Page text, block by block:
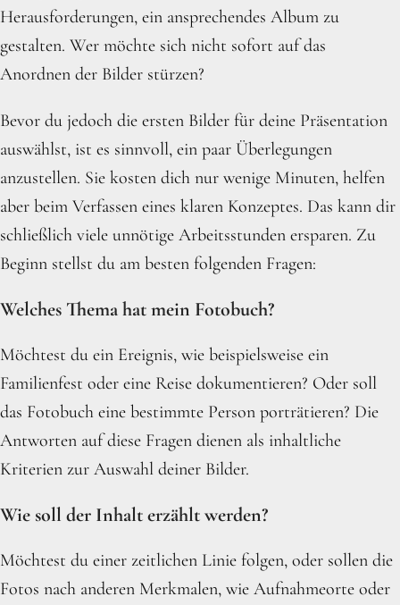
Herausforderungen, ein ansprechendes Album zu
gestalten. Wer möchte sich nicht sofort auf das
Anordnen der Bilder stürzen?
Bevor du jedoch die ersten Bilder für deine Präsentation
auswählst, ist es sinnvoll, ein paar Überlegungen
anzustellen. Sie kosten dich nur wenige Minuten, helfen
aber beim Verfassen eines klaren Konzeptes. Das kann dir
schließlich viele unnötige Arbeitsstunden ersparen. Zu
Beginn stellst du am besten folgenden Fragen:
Welches Thema hat mein Fotobuch?
Möchtest du ein Ereignis, wie beispielsweise ein
Familienfest oder eine Reise dokumentieren? Oder soll
das Fotobuch eine bestimmte Person porträtieren? Die
Antworten auf diese Fragen dienen als inhaltliche
Kriterien zur Auswahl deiner Bilder.
Wie soll der Inhalt erzählt werden?
Möchtest du einer zeitlichen Linie folgen, oder sollen die
Fotos nach anderen Merkmalen, wie Aufnahmeorte oder